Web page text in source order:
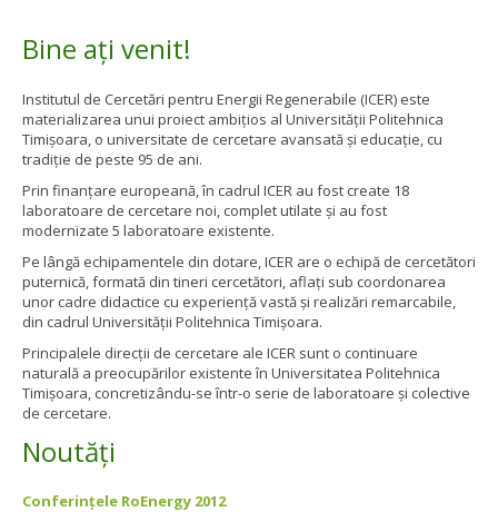
Bine ați venit!
Institutul de Cercetări pentru Energii Regenerabile (ICER) este
materializarea unui proiect ambițios al Universității Politehnica
Timișoara, o universitate de cercetare avansată și educație, cu
tradiție de peste 95 de ani.
Prin finanțare europeană, în cadrul ICER au fost create 18
laboratoare de cercetare noi, complet utilate și au fost
modernizate 5 laboratoare existente.
Pe lângă echipamentele din dotare, ICER are o echipă de cercetători
puternică, formată din tineri cercetători, aflați sub coordonarea
unor cadre didactice cu experiență vastă și realizări remarcabile,
din cadrul Universității Politehnica Timișoara.
Principalele direcții de cercetare ale ICER sunt o continuare
naturală a preocupărilor existente în Universitatea Politehnica
Timișoara, concretizându-se într-o serie de laboratoare și colective
de cercetare.
Noutăți
Conferințele RoEnergy 2012